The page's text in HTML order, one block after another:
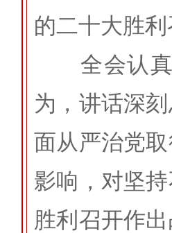
的二十大胜
全会认真
为，讲话深
面从严治党
影响，对坚
胜利召开作